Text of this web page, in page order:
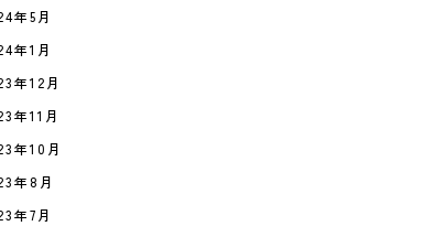
年5月
年1月
年12月
年11月
年10月
年8月
年7月